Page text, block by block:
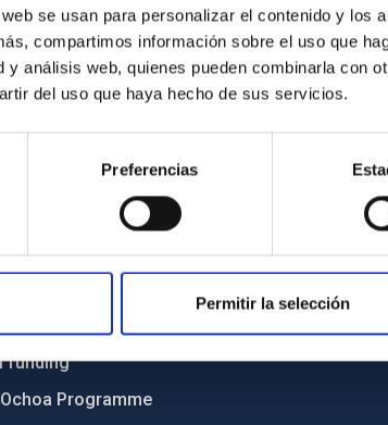
se usan para personalizar el contenido y los
compartimos información sobre el uso que
y análisis web, quienes pueden combinarla con
del uso que haya hecho de sus servicios.
Preferencias
Permitir la selección
IAC
ethics and anti-fraud policy
equality and diversity
and Sustainability
funding
Programme
IAC PORTAL
Sitemap
Legal
Cookies